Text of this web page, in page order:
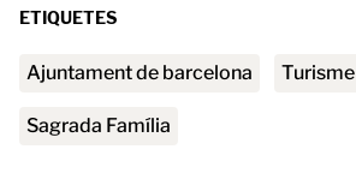
ETIQUETES
ajuntament de barcelona turisme
Sagrada Família